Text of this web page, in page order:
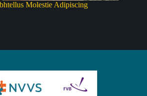
Molestie Adipiscing